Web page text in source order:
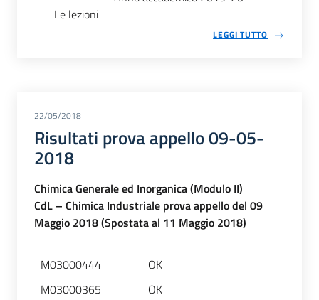
Le lezioni
LEGGI TUTTO
22/05/2018
Risultati prova appello 09-05-
2018
Chimica Generale ed Inorganica (Modulo II)
CdL – Chimica Industriale prova appello del 09
Maggio 2018 (Spostata al 11 Maggio 2018)
M03000444
OK
M03000365
OK